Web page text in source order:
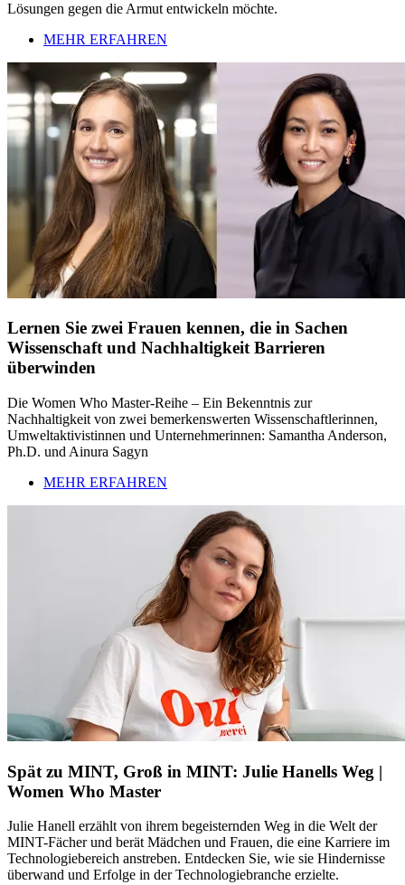
Lösungen gegen die Armut entwickeln möchte.
MEHR ERFAHREN
Lernen Sie zwei Frauen kennen, die in Sachen
Wissenschaft und Nachhaltigkeit Barrieren
überwinden
Die Women Who Master-Reihe – Ein Bekenntnis zur
Nachhaltigkeit von zwei bemerkenswerten Wissenschaftlerinnen,
Umweltaktivistinnen und Unternehmerinnen: Samantha Anderson,
Ph.D. und Ainura Sagyn
MEHR ERFAHREN
Spät zu MINT, Groß in MINT: Julie Hanells Weg |
Women Who Master
Julie Hanell erzählt von ihrem begeisternden Weg in die Welt der
MINT-Fächer und berät Mädchen und Frauen, die eine Karriere im
Technologiebereich anstreben. Entdecken Sie, wie sie Hindernisse
überwand und Erfolge in der Technologiebranche erzielte.